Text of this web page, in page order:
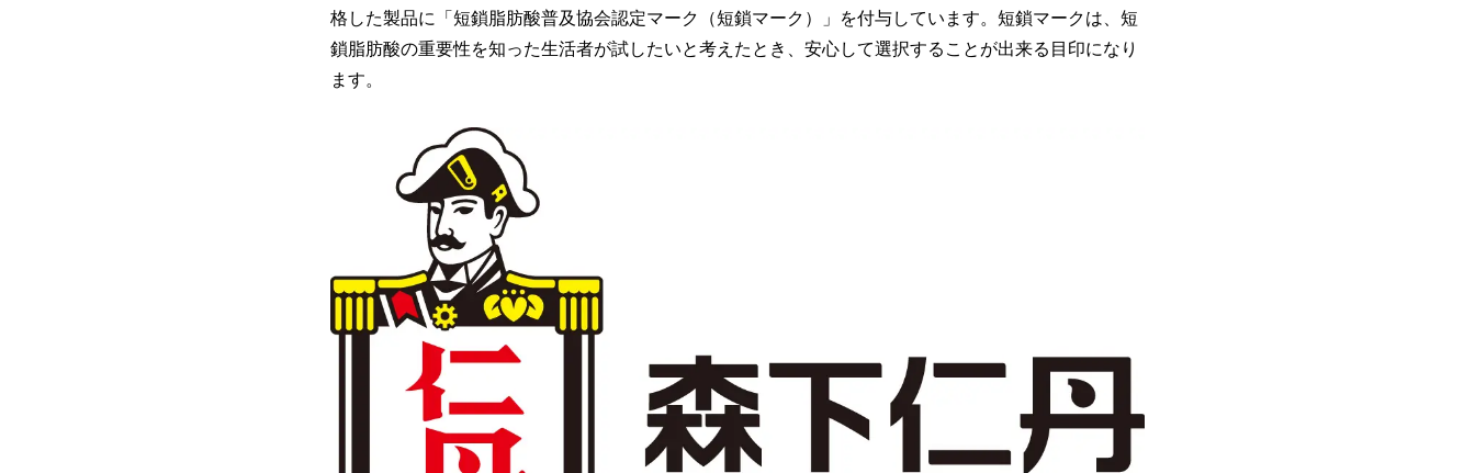
格した製品に「短鎖脂肪酸普及協会認定マーク（短鎖マーク）」を付与しています。短鎖マークは、短
鎖脂肪酸の重要性を知った生活者が試したいと考えたとき、安心して選択することが出来る目印になり
ます。